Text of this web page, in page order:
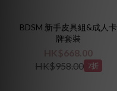
BDSM 新手皮具組&成人卡
牌套裝
HK$668.00
HK$958.00 7折